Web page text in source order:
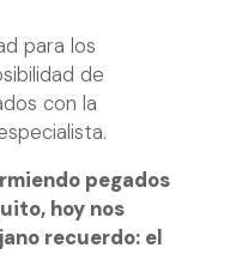
para los
de
con la
pegados
hoy nos
recuerdo: el